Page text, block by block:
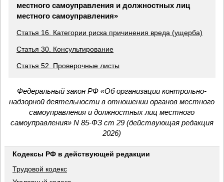
местного самоуправления и должностных лиц
местного самоуправления»
Статья 16. Категории риска причинения вреда (ущерба)
Статья 30. Консультирование
Статья 52. Проверочные листы
Федеральный закон РФ «Об организации контрольно-
надзорной деятельности в отношении органов местного
самоуправления и должностных лиц местного
самоуправления» N 85-ФЗ ст 29 (действующая редакция
2026)
Кодексы РФ в действующей редакции
Трудовой кодекс